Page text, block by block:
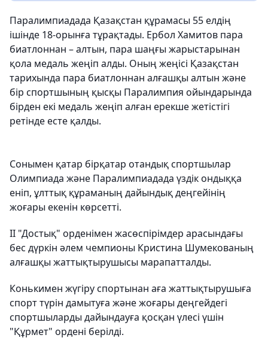
Паралимпиадада Қазақстан құрамасы 55 елдің
ішінде 18-орынға тұрақтады. Ербол Хамитов пара
биатлоннан – алтын, пара шаңғы жарыстарынан
қола медаль жеңіп алды. Оның жеңісі Қазақстан
тарихында пара биатлоннан алғашқы алтын және
бір спортшының қысқы Паралимпия ойындарында
бірден екі медаль жеңіп алған ерекше жетістігі
ретінде есте қалды.
Сонымен қатар бірқатар отандық спортшылар
Олимпиада және Паралимпиадада үздік ондыққа
еніп, ұлттық құраманың дайындық деңгейінің
жоғары екенін көрсетті.
II "Достық" орденімен жасөспірімдер арасындағы
бес дүркін әлем чемпионы Кристина Шумекованың
алғашқы жаттықтырушысы марапатталды.
Конькимен жүгіру спортынан аға жаттықтырушыға
спорт түрін дамытуға және жоғары деңгейдегі
спортшыларды дайындауға қосқан үлесі үшін
"Құрмет" ордені берілді.